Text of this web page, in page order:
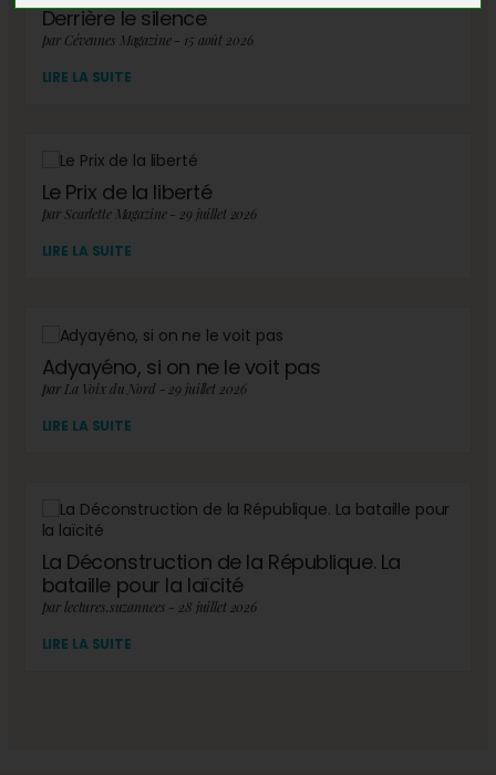
Derrière le silence
par Cévennes Magazine - 15 août 2026
LIRE LA SUITE
Le Prix de la liberté
par Scarlette Magazine - 29 juillet 2026
LIRE LA SUITE
Adyayéno, si on ne le voit pas
par La Voix du Nord - 29 juillet 2026
LIRE LA SUITE
La Déconstruction de la République. La
bataille pour la laïcité
par lectures.suzannees - 28 juillet 2026
LIRE LA SUITE